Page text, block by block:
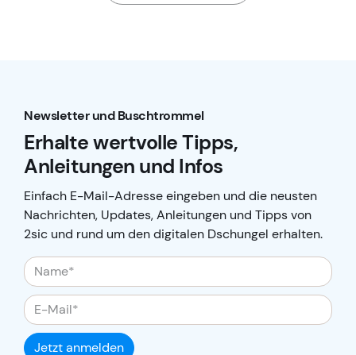
Newsletter und Buschtrommel
Erhalte wertvolle Tipps,
Anleitungen und Infos
Einfach E-Mail-Adresse eingeben und die neusten
Nachrichten, Updates, Anleitungen und Tipps von
2sic und rund um den digitalen Dschungel erhalten.
Jetzt anmelden